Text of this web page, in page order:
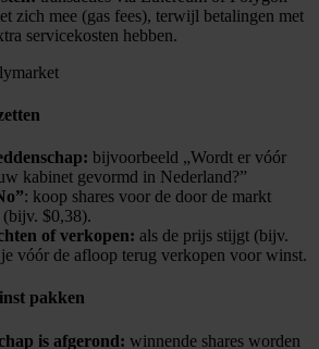
zich mee (gas fees), terwijl betalingen met
servicekosten hebben.
bijvoorbeeld „Wordt er vóór
kabinet gevormd in Nederland?”
: koop shares voor de door de markt
(bijv. $0,38).
of verkopen: als de prijs stijgt (bijv.
vóór de afloop terug verkopen voor winst.
pakken
is afgerond: winnende shares worden